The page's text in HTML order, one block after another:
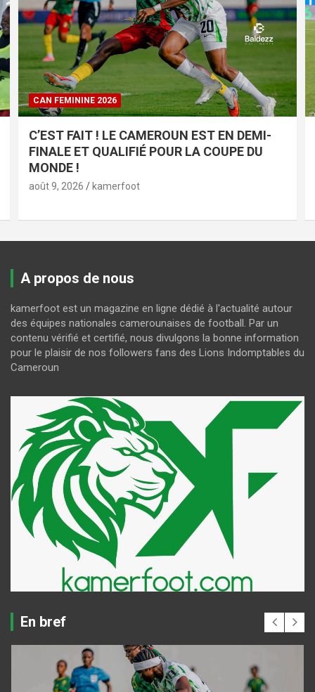
CAN FEMININE 2026
C’EST FAIT ! LE CAMEROUN EST EN DEMI-
FINALE ET QUALIFIÉ POUR LA COUPE DU
MONDE !
août 9, 2026 kamerfoot
A propos de nous
kamerfoot est un magazine en ligne dédié à l'actualité autour
des équipes nationales camerounaises de football. Par un
contenu vérifié et certifié, nous divulgons la bonne information
pour le plaisir de nos followers fans des Lions Indomptables du
Cameroun
En bref